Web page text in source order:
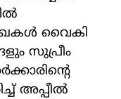
വൈകി
സുപ്രീം
അപ്പീല്‍